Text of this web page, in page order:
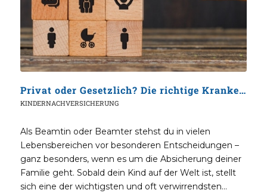
Privat oder Gesetzlich? Die richtige Krankenversicherung für Beamtenkinder (Der große 2025-Guide)
KINDERNACHVERSICHERUNG
Als Beamtin oder Beamter stehst du in vielen
Lebensbereichen vor besonderen Entscheidungen –
ganz besonders, wenn es um die Absicherung deiner
Familie geht. Sobald dein Kind auf der Welt ist, stellt
sich eine der wichtigsten und oft verwirrendsten…